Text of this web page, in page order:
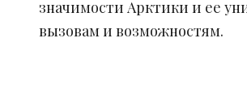
значимости Арктики и ее
вызовам и возможностям.